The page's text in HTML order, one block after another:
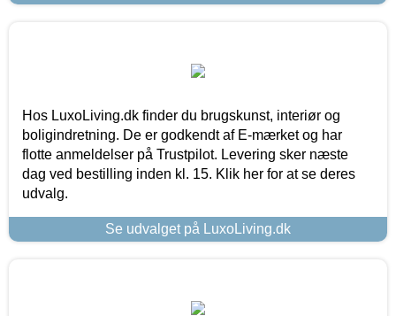
Hos LuxoLiving.dk finder du brugskunst, interiør og
boligindretning. De er godkendt af E-mærket og har
flotte anmeldelser på Trustpilot. Levering sker næste
dag ved bestilling inden kl. 15. Klik her for at se deres
udvalg.
Se udvalget på LuxoLiving.dk